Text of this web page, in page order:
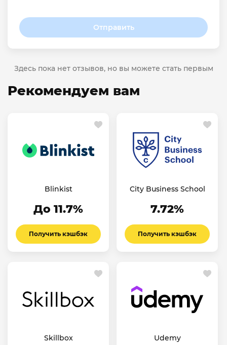
Отправить
Здесь пока нет отзывов, но вы можете стать первым
Рекомендуем вам
Blinkist
До 11.7%
Получить кэшбэк
City Business School
7.72%
Получить кэшбэк
Skillbox Udemy